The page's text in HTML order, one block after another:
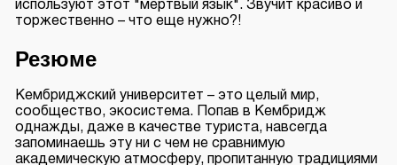
используют этот "мертвый язык". Звучит красиво и
торжественно – что еще нужно?!
Резюме
Кембриджский университет – это целый мир,
сообщество, экосистема. Попав в Кембридж
однажды, даже в качестве туриста, навсегда
запоминаешь эту ни с чем не сравнимую
академическую атмосферу, пропитанную традициями